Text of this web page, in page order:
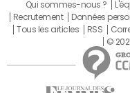
Qui sommes-nous ?
Recrutement
Données
Tous les articles
RSS
©